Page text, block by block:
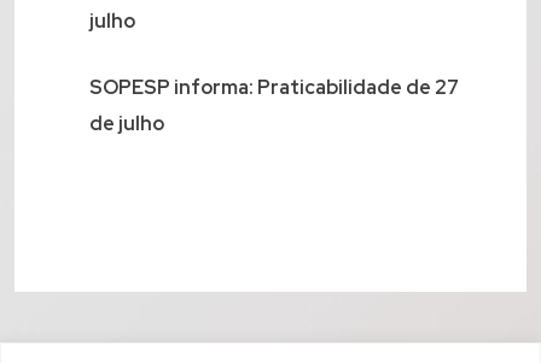
julho
SOPESP informa: Praticabilidade de 27
de julho